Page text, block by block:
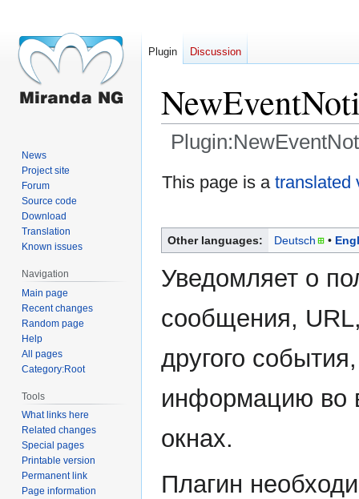
Jump
Jump
This page is atranslated
Other languages: Deutsch
Уведомляет о
сообщения,
другого
информацию во
окнах.
Плагин
Plugin Discussion
News
Project site
Forum
Source code
Download
Translation
Known issues
Navigation
Main page
Recent changes
Random page
Help
All pages
Category:Root
Tools
What links here
Related changes
Special pages
Printable version
Permanent link
Page information